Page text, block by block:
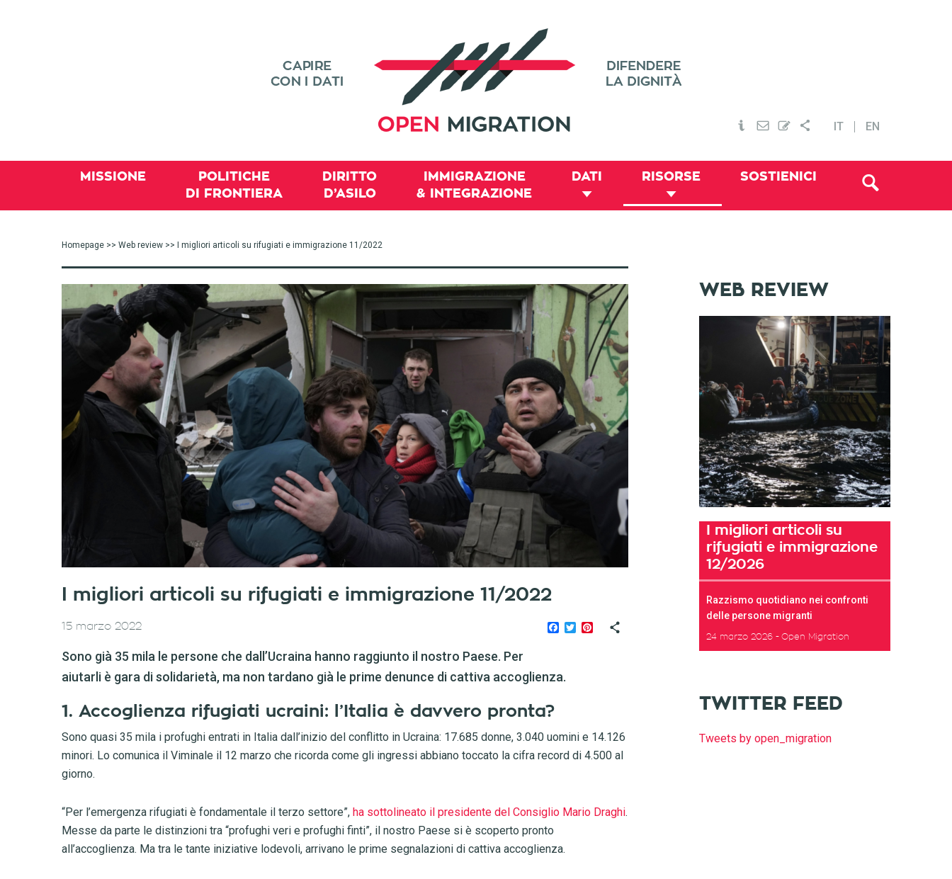
IT EN
MISSIONE
POLITICHE
DI FRONTIERA
DIRITTO
D’ASILO
IMMIGRAZIONE
& INTEGRAZIONE
DATI RISORSE SOSTIENICI
Homepage >> Web review >> I migliori articoli su rifugiati e immigrazione 11/2022
I migliori articoli su rifugiati e immigrazione 11/2022
Facebook
TwitterPinterest
15 marzo 2022
Sono già 35 mila le persone che dall’Ucraina hanno raggiunto il nostro Paese. Per
aiutarli è gara di solidarietà, ma non tardano già le prime denunce di cattiva accoglienza.
1. Accoglienza rifugiati ucraini: l’Italia è davvero pronta?
Sono quasi 35 mila i profughi entrati in Italia dall’inizio del conflitto in Ucraina: 17.685 donne, 3.040 uomini e 14.126
minori. Lo comunica il Viminale il 12 marzo che ricorda come gli ingressi abbiano toccato la cifra record di 4.500 al
giorno.
“Per l’emergenza rifugiati è fondamentale il terzo settore”, ha sottolineato il presidente del Consiglio Mario Draghi.
Messe da parte le distinzioni tra “profughi veri e profughi finti”, il nostro Paese si è scoperto pronto
all’accoglienza. Ma tra le tante iniziative lodevoli, arrivano le prime segnalazioni di cattiva accoglienza.
WEB REVIEW
I migliori articoli su
rifugiati e immigrazione
12/2026
Razzismo quotidiano nei confronti
delle persone migranti
24 marzo 2026 Open Migration
TWITTER FEED
Tweets by open_migration